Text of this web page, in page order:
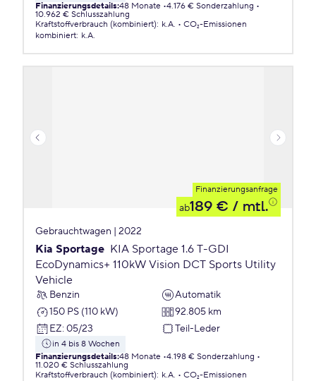
Finanzierungsdetails:48 Monate 4.176 € Sonderzahlung
10.962 € Schlusszahlung
Kraftstoffverbrauch (kombiniert): k.A.
CO₂-Emissionen
kombiniert: k.A.
Finanzierungsanfrage
ab189 € / mtl.
Gebrauchtwagen | 2022
Kia Sportage KIA Sportage 1.6 T-GDI
EcoDynamics+ 110kW Vision DCT Sports Utility
Vehicle
Benzin
Automatik
150 PS (110 kW)
92.805 km
EZ: 05/23 Teil-Leder
in 4 bis 8 Wochen
Finanzierungsdetails:48 Monate 4.198 € Sonderzahlung
11.020 € Schlusszahlung
Kraftstoffverbrauch (kombiniert): k.A.
CO₂-Emissionen